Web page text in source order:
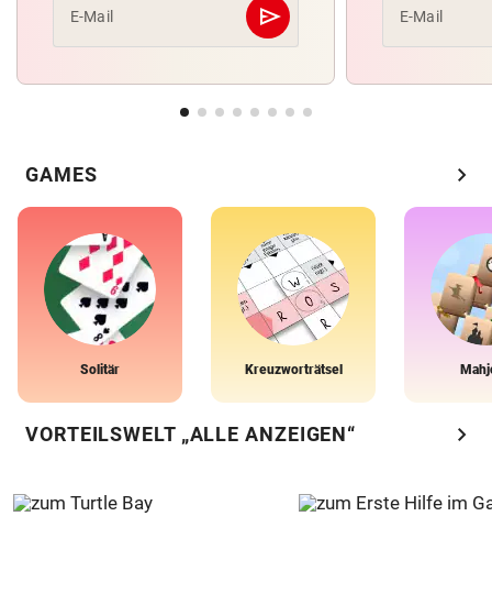
E-Mail send
Abschicken E-Mail
GAMES chevron_right
Solitär Kreuzworträtsel
VORTEILSWELT „ALLE ANZEIGEN“ chevron_right